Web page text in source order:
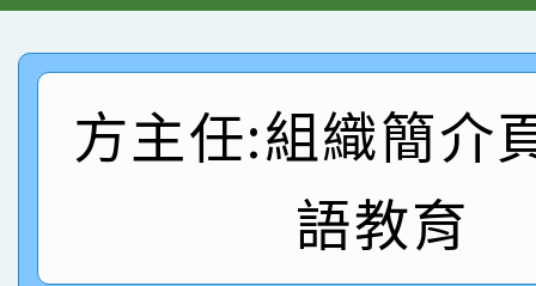
創客第三名。
賽 洪綺君教師榮獲社
名
賀！本校阿巴斯O蜜、
倩參加桃園市科展 國
名 指導老師王老師、
賀！本校四年二班張O
園市英語競賽國小朗
賀！本校參加桃園市中
方主任:組織簡介
語教育